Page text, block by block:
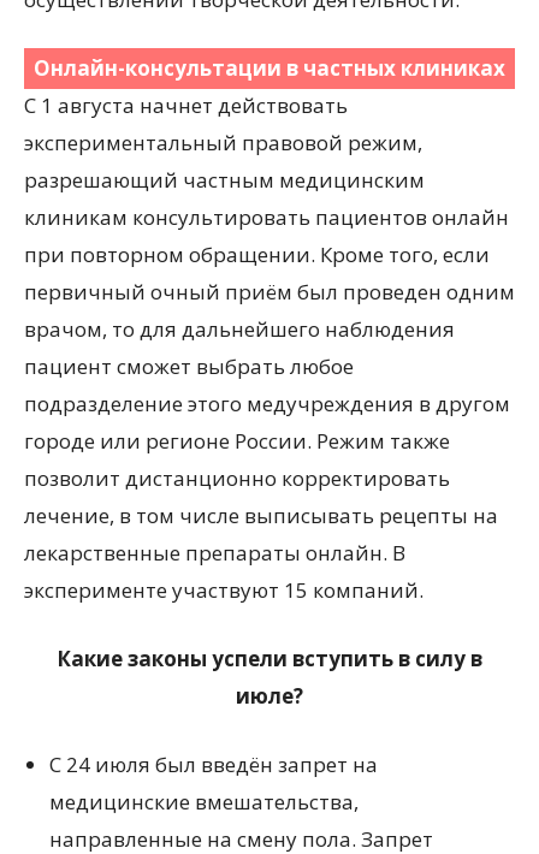
Онлайн-консультации в частных клиниках
С 1 августа начнет действовать
экспериментальный правовой режим,
разрешающий частным медицинским
клиникам консультировать пациентов онлайн
при повторном обращении. Кроме того, если
первичный очный приём был проведен одним
врачом, то для дальнейшего наблюдения
пациент сможет выбрать любое
подразделение этого медучреждения в другом
городе или регионе России. Режим также
позволит дистанционно корректировать
лечение, в том числе выписывать рецепты на
лекарственные препараты онлайн. В
эксперименте участвуют 15 компаний.
Какие законы успели вступить в силу в
июле?
С 24 июля был введён запрет на
медицинские вмешательства,
направленные на смену пола. Запрет